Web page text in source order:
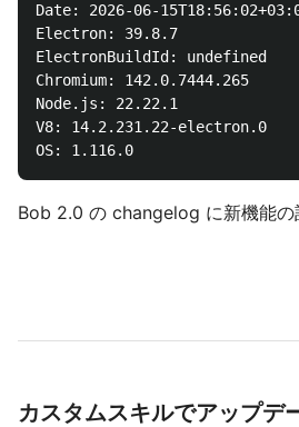
Date: 2026-06-
Electron: 39.8.7
ElectronBuildId: undefined
Chromium: 142.0.7444.265
Node.js: 22.22.1
V8: 14.2.231.22-electron.0
Bob 2.0 の changelog に新機能の
カスタムスキルでアップデ